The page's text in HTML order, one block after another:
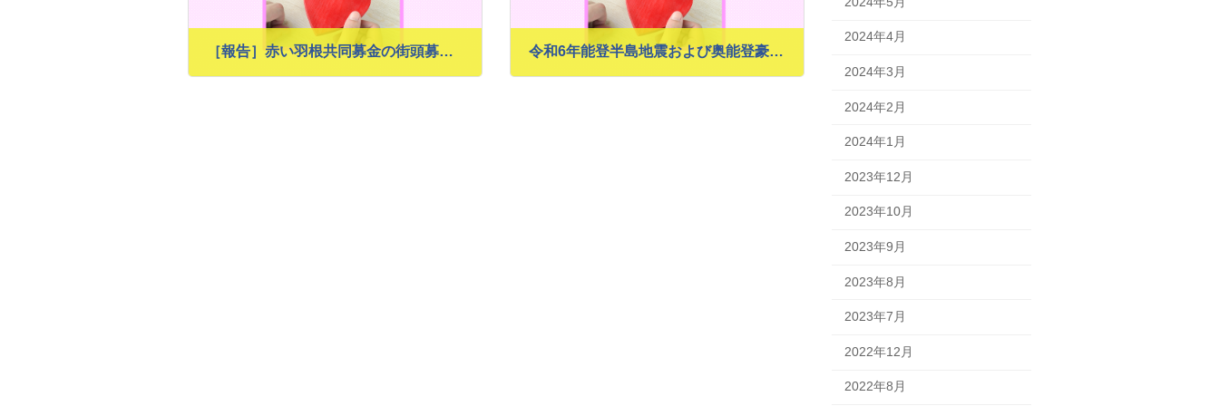
［報告］赤い羽根共同募金の街頭募金を実施しました 令和6年能登半島地震および奥能登豪雨 都内一斉街頭募金 街頭募金の実施について
2024年4月
2024年3月
2024年2月
2024年1月
2023年12月
2023年10月
2023年9月
2023年8月
2023年7月
2022年12月
2022年8月